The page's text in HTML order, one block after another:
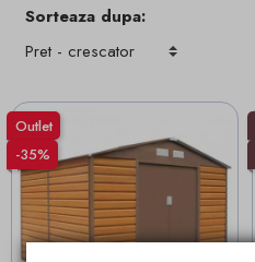
Sorteaza dupa:
Outlet
-35%